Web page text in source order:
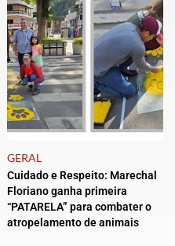
GERAL
Cuidado e Respeito: Marechal
Floriano ganha primeira
“PATARELA” para combater o
atropelamento de animais